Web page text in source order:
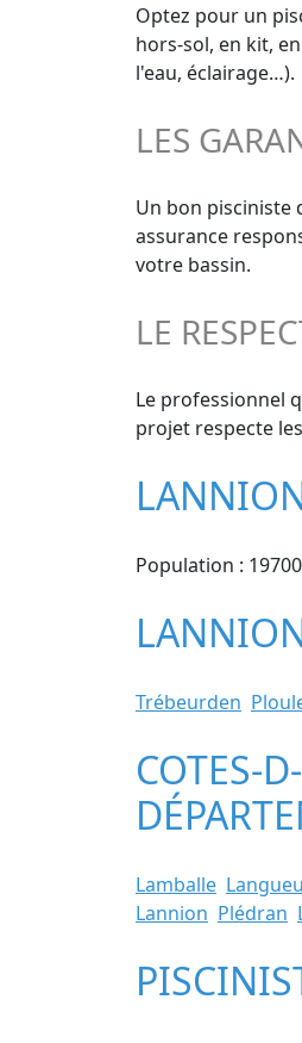
Optez pour un
hors-sol, en kit,
l'eau, éclairage…).
LES
Un bon pisciniste
assurance
votre bassin.
LE
Le professionnel
projet respecte
Population :
Trébeurden
COTES-
Lamballe
Lannion Plédran